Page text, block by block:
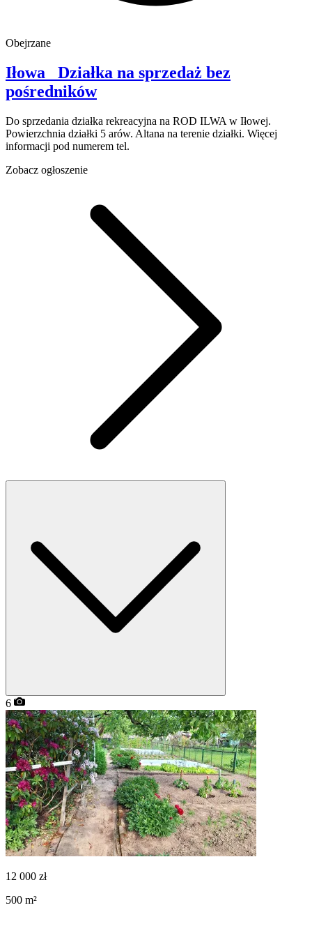
Obejrzane
Iłowa Działka na sprzedaż bez
pośredników
Do sprzedania działka rekreacyjna na ROD ILWA w Iłowej.
Powierzchnia działki 5 arów. Altana na terenie działki. Więcej
informacji pod numerem tel.
Zobacz ogłoszenie
6
12 000 zł
500 m²